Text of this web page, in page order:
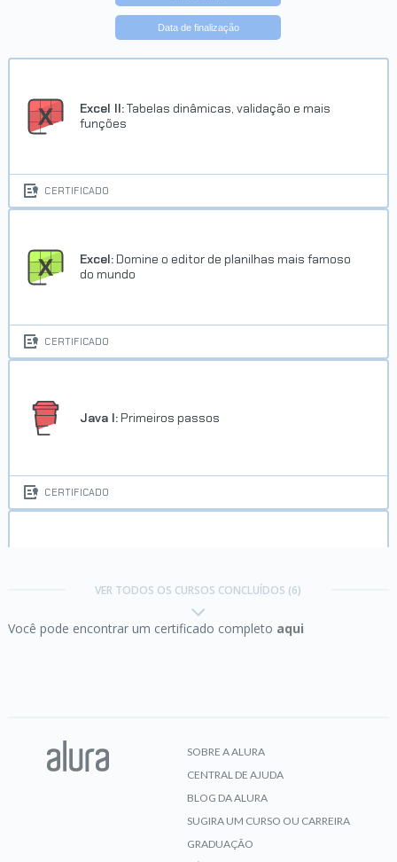
Data de finalização
Excel II:Tabelas dinâmicas, validação e mais
funções
CERTIFICADO
Excel: Domine o editor de planilhas mais famoso
do mundo
CERTIFICADO
Java I: Primeiros passos
CERTIFICADO
VER TODOS OS CURSOS CONCLUÍDOS (6)
Você pode encontrar um certificado completo aqui
SOBRE A ALURA
CENTRAL DE AJUDA
BLOG DA ALURA
SUGIRA UM CURSO OU CARREIRA
GRADUAÇÃO